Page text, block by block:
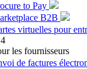
to Pay
B2B
virtuelles pour
les fournisseurs
de factures